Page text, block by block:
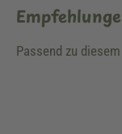
Passend zu